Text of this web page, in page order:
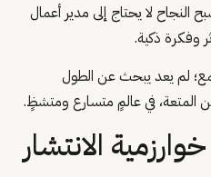
النجاح لا يحتاج إلى مدير أعمال
وفكرة ذكية.
لم يعد يبحث عن الطول
المتعة، في عالمٍ متسارع ومتشظٍ.
الانتشار